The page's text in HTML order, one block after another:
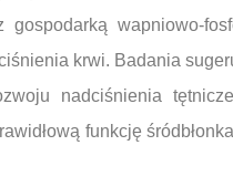
wapniowo-
krwi. Badania
nadciśnienia
funkcję